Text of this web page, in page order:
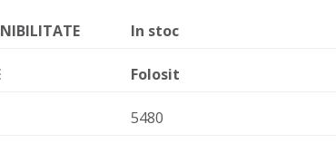
In stoc
Folosit
5480